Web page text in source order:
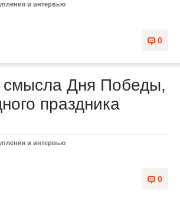
и интервью
0
смысла Дня Победы,
праздника
и интервью
0